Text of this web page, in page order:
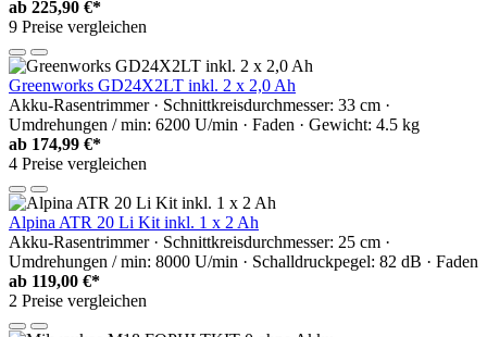
ab 225,90 €*
9 Preise vergleichen
Greenworks GD24X2LT inkl. 2 x 2,0 Ah
Akku-Rasentrimmer · Schnittkreisdurchmesser: 33 cm ·
Umdrehungen / min: 6200 U/min · Faden · Gewicht: 4.5 kg
ab 174,99 €*
4 Preise vergleichen
Alpina ATR 20 Li Kit inkl. 1 x 2 Ah
Akku-Rasentrimmer · Schnittkreisdurchmesser: 25 cm ·
Umdrehungen / min: 8000 U/min · Schalldruckpegel: 82 dB · Faden
ab 119,00 €*
2 Preise vergleichen